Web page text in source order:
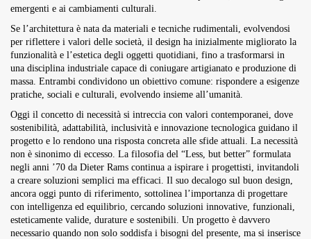
emergenti e ai cambiamenti culturali.
Se l’architettura è nata da materiali e tecniche rudimentali, evolvendosi
per riflettere i valori delle società, il design ha inizialmente migliorato la
funzionalità e l’estetica degli oggetti quotidiani, fino a trasformarsi in
una disciplina industriale capace di coniugare artigianato e produzione di
massa. Entrambi condividono un obiettivo comune: rispondere a esigenze
pratiche, sociali e culturali, evolvendo insieme all’umanità.
Oggi il concetto di necessità si intreccia con valori contemporanei, dove
sostenibilità, adattabilità, inclusività e innovazione tecnologica guidano il
progetto e lo rendono una risposta concreta alle sfide attuali. La necessità
non è sinonimo di eccesso. La filosofia del “Less, but better” formulata
negli anni ’70 da Dieter Rams continua a ispirare i progettisti, invitandoli
a creare soluzioni semplici ma efficaci. Il suo decalogo sul buon design,
ancora oggi punto di riferimento, sottolinea l’importanza di progettare
con intelligenza ed equilibrio, cercando soluzioni innovative, funzionali,
esteticamente valide, durature e sostenibili. Un progetto è davvero
necessario quando non solo soddisfa i bisogni del presente, ma si inserisce